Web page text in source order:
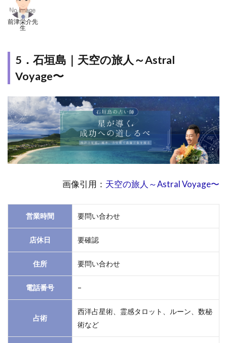
前津栄介先
生
5．石垣島｜天空の旅人～Astral
Voyage〜
画像引用： 天空の旅人～Astral Voyage〜
営業時間 要問い合わせ
店休日 要確認
住所 要問い合わせ
電話番号 –
占術
西洋占星術、霊感タロット、ルーン、数秘
術など